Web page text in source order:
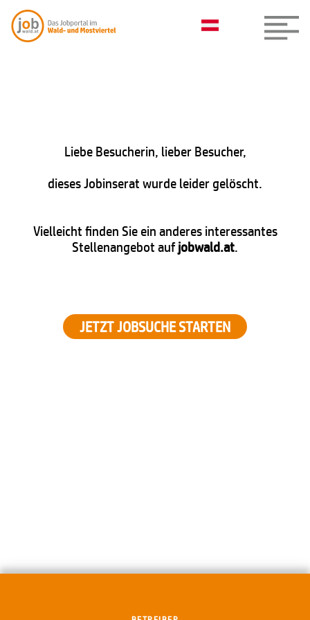
Liebe Besucherin, lieber Besucher,
dieses Jobinserat wurde leider gelöscht.
Vielleicht finden Sie ein anderes interessantes
Stellenangebot aufjobwald.at.
JETZT JOBSUCHE STARTEN